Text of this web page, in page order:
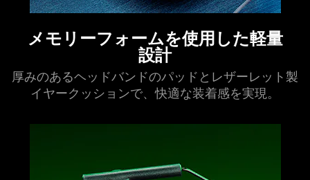
メモリーフォームを使用した軽量
設計
厚みのあるヘッドバンドのパッドとレザーレット製
イヤークッションで、快適な装着感を実現。